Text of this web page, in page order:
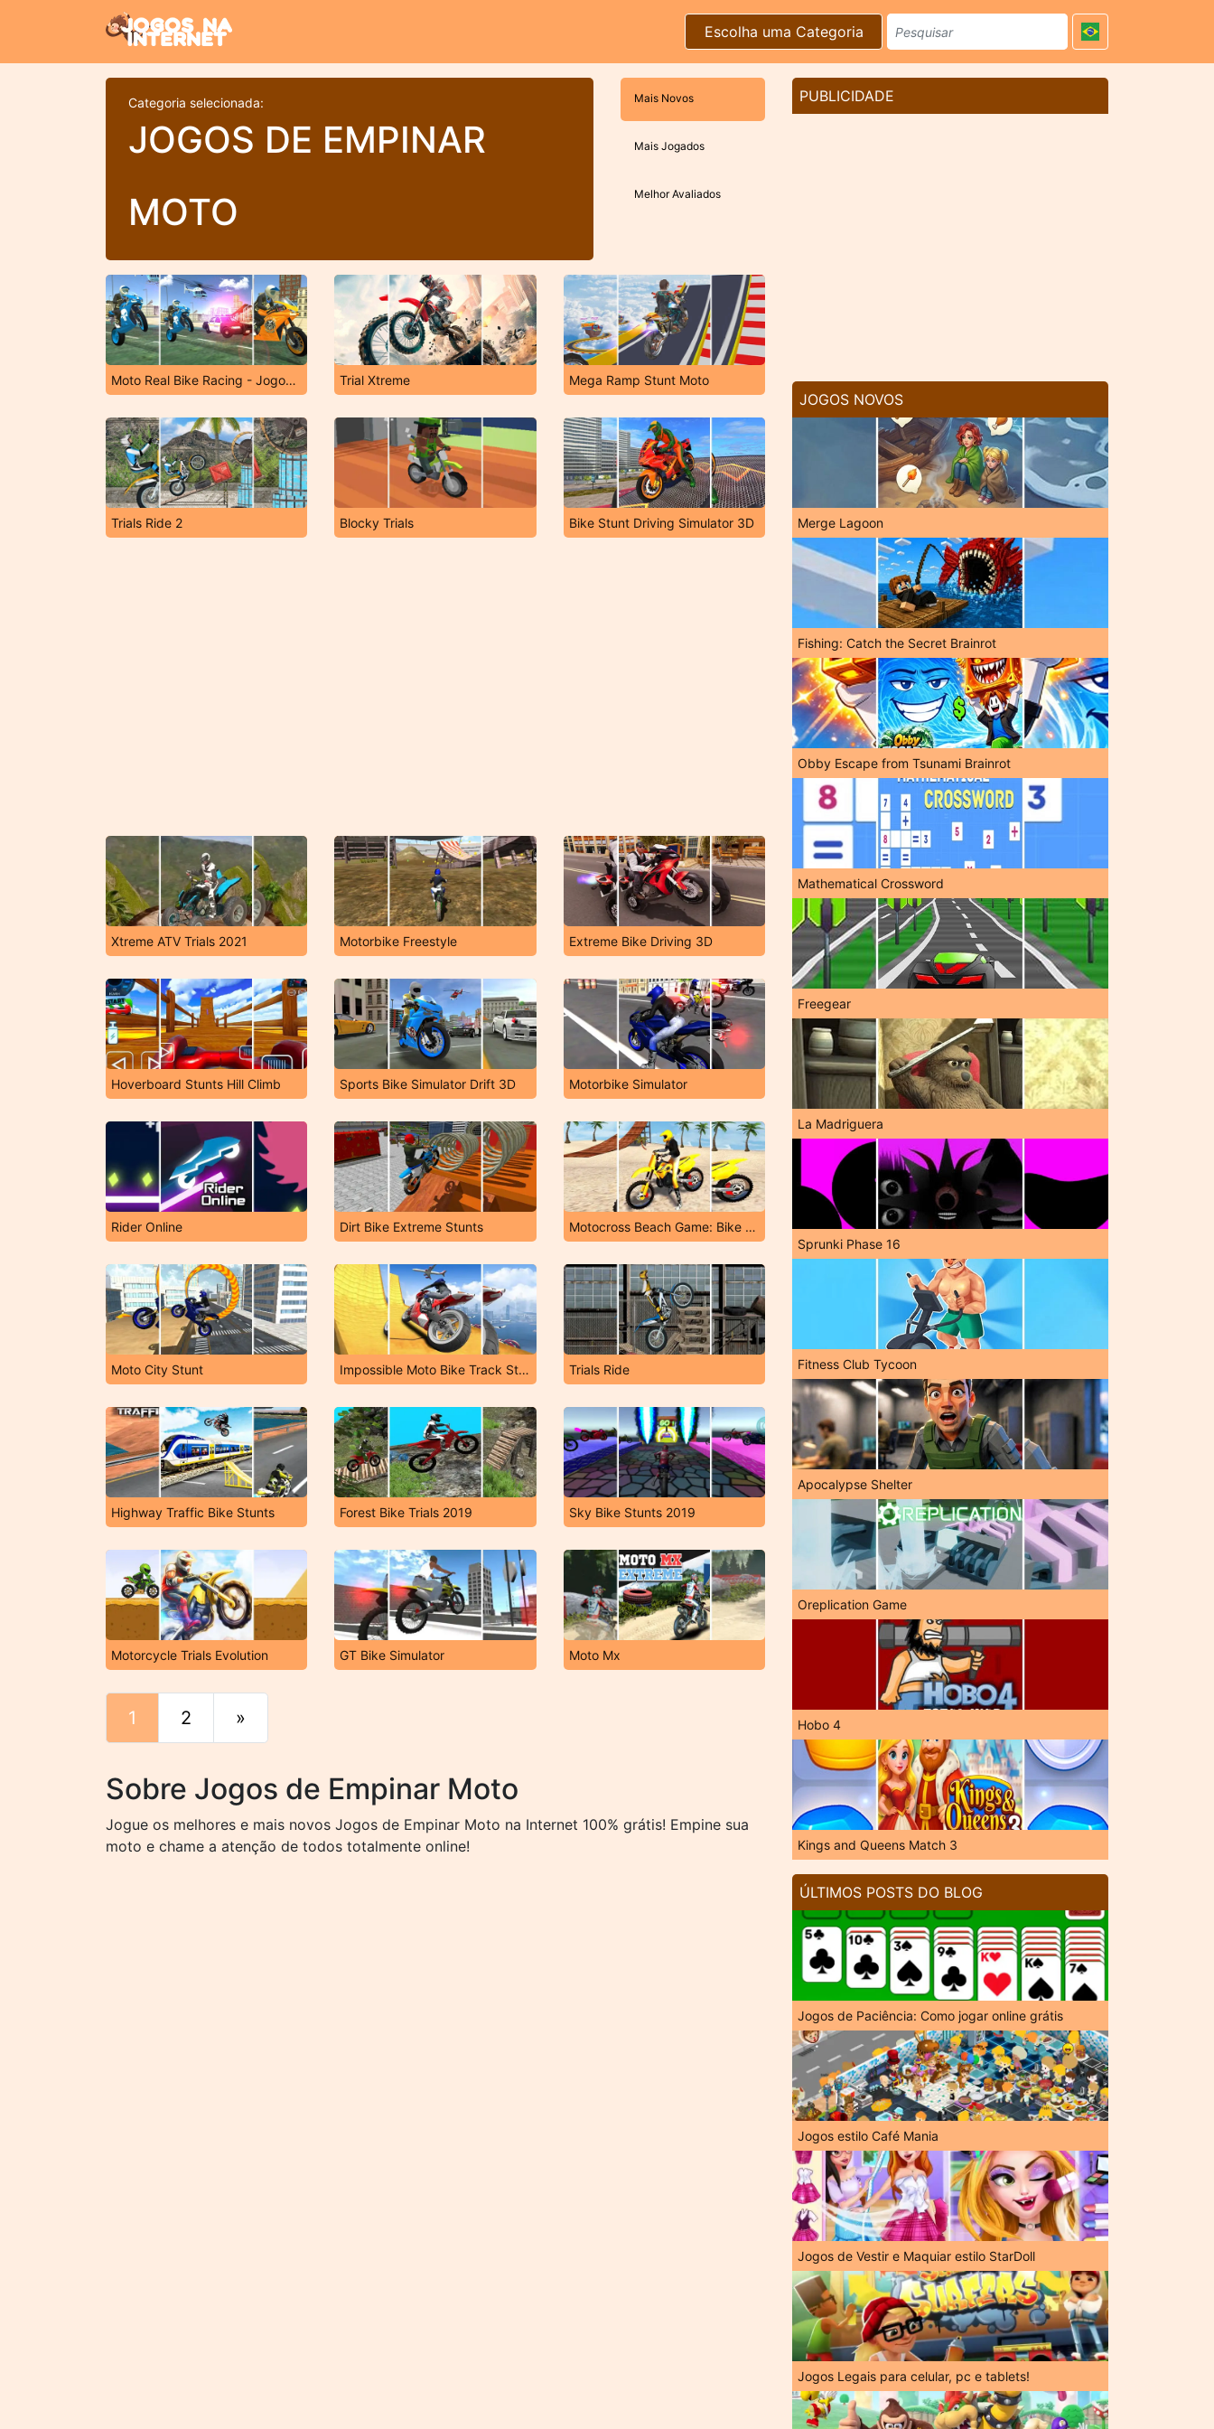
Escolha uma Categoria
Categoria selecionada:
JOGOS DE EMPINAR
MOTO
Mais Novos
Mais Jogados
Melhor Avaliados
Moto Real Bike Racing - Jogos de Graus Trial Xtreme Mega Ramp Stunt Moto
Trials Ride 2 Blocky Trials Bike Stunt Driving Simulator 3D
Xtreme ATV Trials 2021 Motorbike Freestyle Extreme Bike Driving 3D
Hoverboard Stunts Hill Climb Sports Bike Simulator Drift 3D Motorbike Simulator
Rider Online Dirt Bike Extreme Stunts Motocross Beach Game: Bike Stunt Racing
Moto City Stunt Impossible Moto Bike Track Stunts Trials Ride
Highway Traffic Bike Stunts Forest Bike Trials 2019 Sky Bike Stunts 2019
Motorcycle Trials Evolution GT Bike Simulator Moto Mx
1 2 »
Sobre Jogos de Empinar Moto
Jogue os melhores e mais novos Jogos de Empinar Moto na Internet 100% grátis! Empine sua
moto e chame a atenção de todos totalmente online!
PUBLICIDADE
JOGOS NOVOS
Merge Lagoon
Fishing: Catch the Secret Brainrot
Obby Escape from Tsunami Brainrot
Mathematical Crossword
Freegear
La Madriguera
Sprunki Phase 16
Fitness Club Tycoon
Apocalypse Shelter
Oreplication Game
Hobo 4
Kings and Queens Match 3
ÚLTIMOS POSTS DO BLOG
Jogos de Paciência: Como jogar online grátis
Jogos estilo Café Mania
Jogos de Vestir e Maquiar estilo StarDoll
Jogos Legais para celular, pc e tablets!